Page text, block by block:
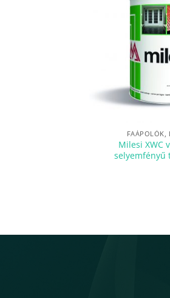
FAÁPOLÓK,
Milesi XWC
selyemfényű